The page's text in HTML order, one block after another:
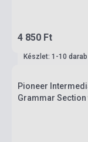
4 850 Ft
Készlet: 1-10 darab
Pioneer
Grammar Section